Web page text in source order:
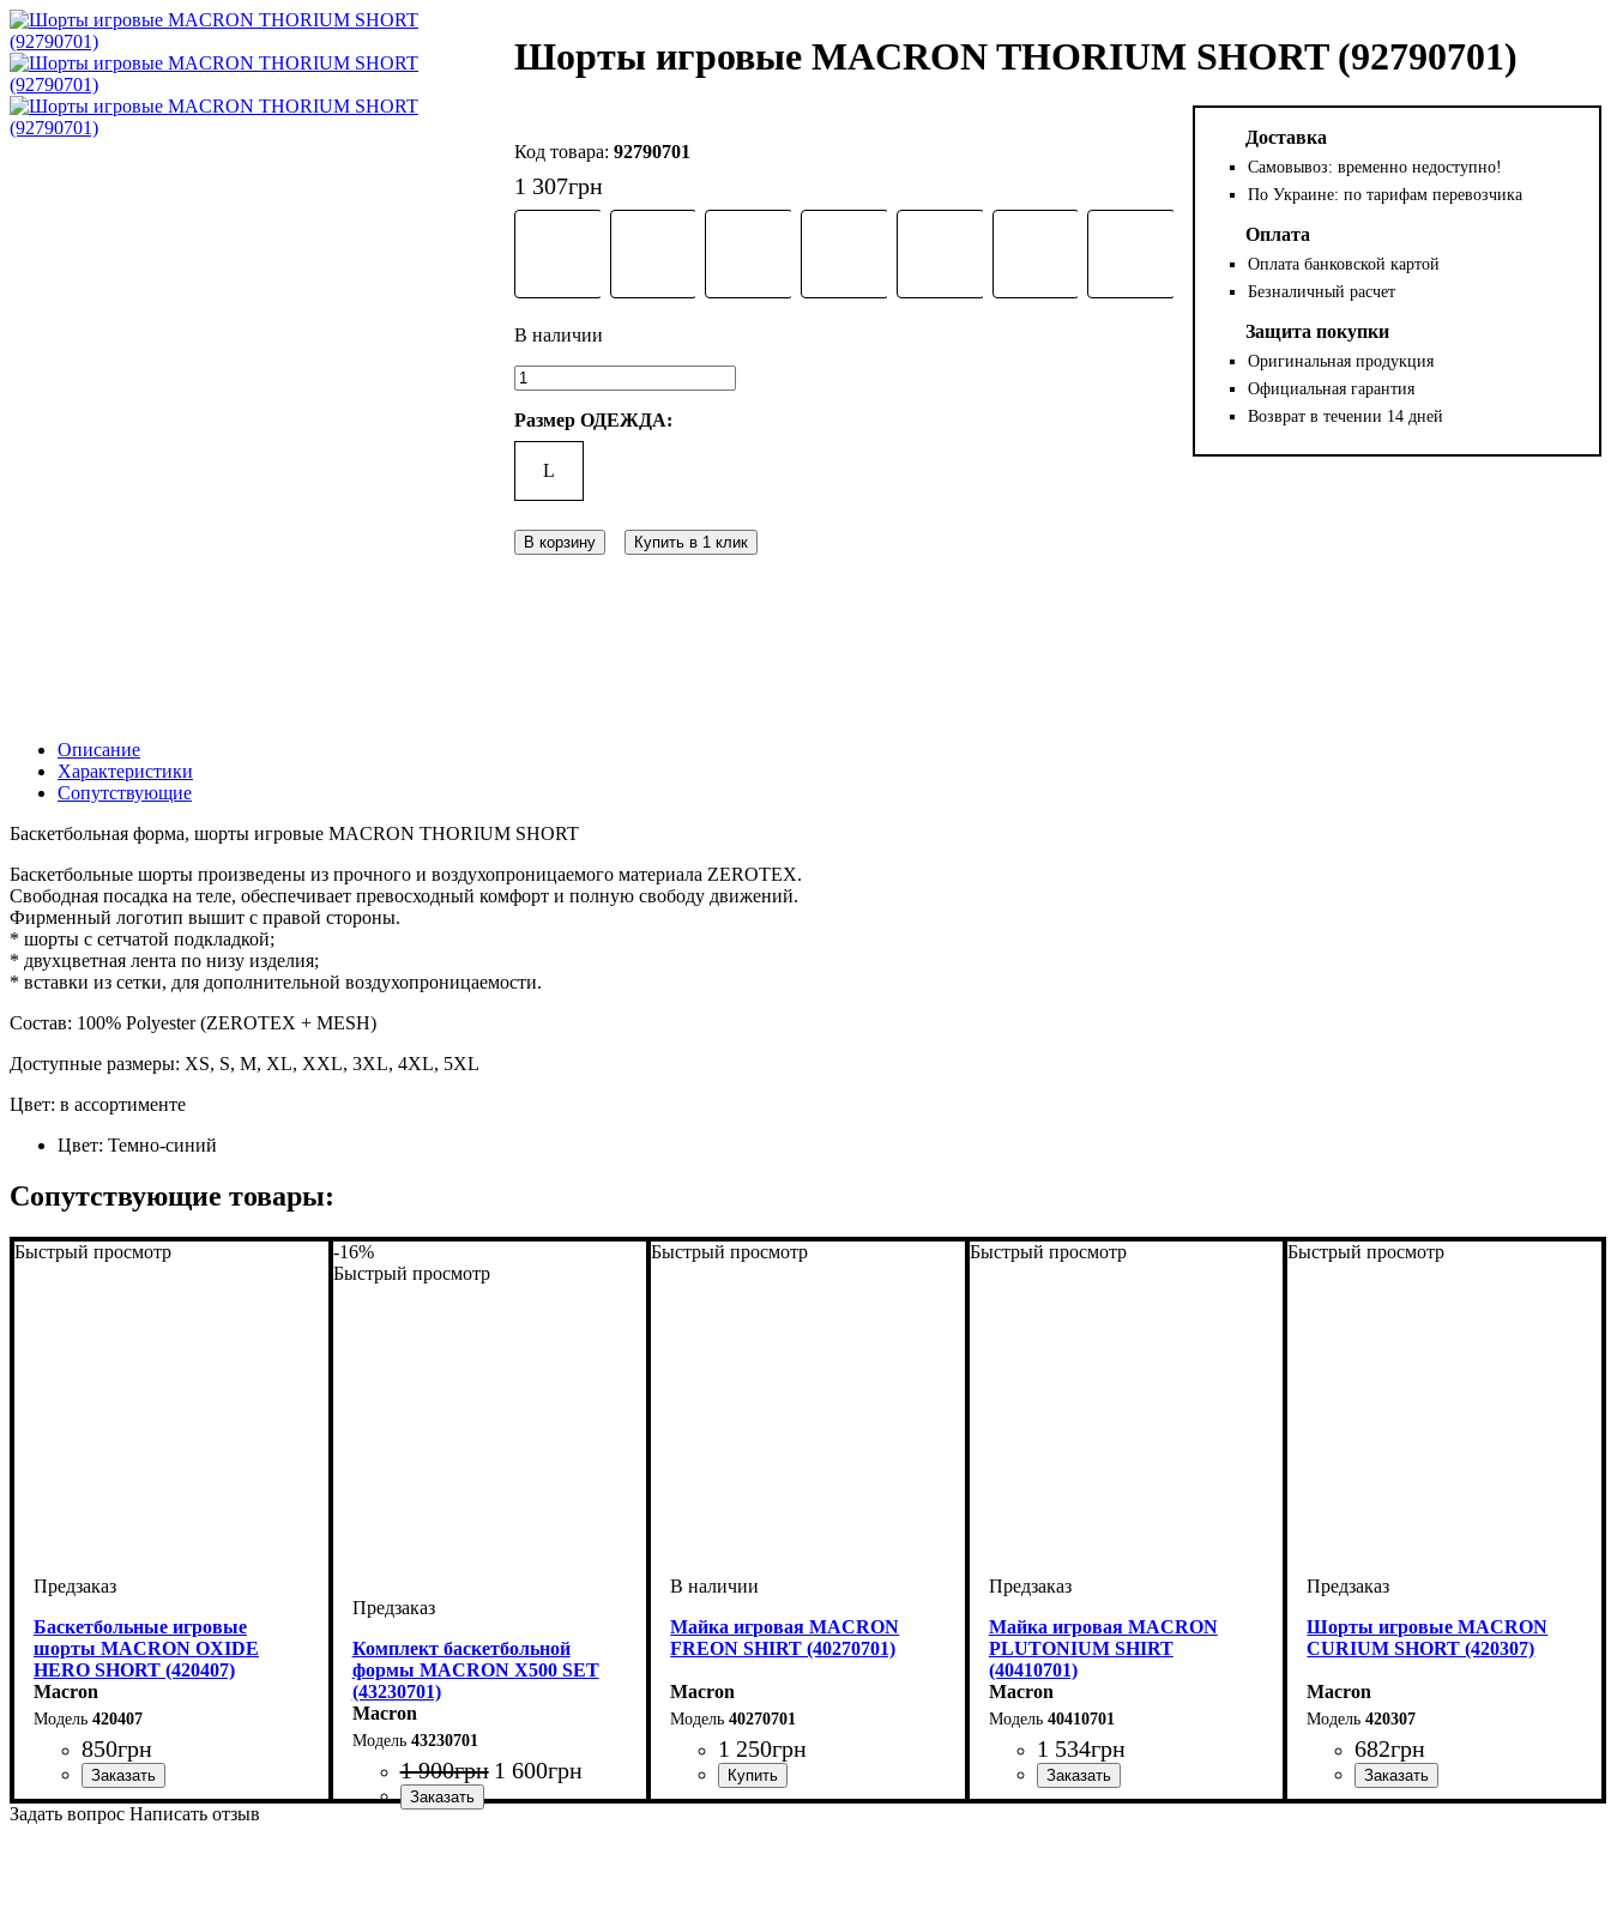
Шорты игровые MACRON THORIUM SHORT (92790701)
92790701
1 307грн
Размер ОДЕЖДА:
L
В корзину Купить в 1 клик
Доставка
Самовывоз: временно недоступно!
По Украине: по тарифам перевозчика
Оплата
Оплата банковской картой
Безналичный расчет
Защита покупки
Оригинальная продукция
Официальная гарантия
Возврат в течении 14 дней
Описание
Характеристики
Сопутствующие
Баскетбольная форма, шорты игровые MACRON THORIUM SHORT
Баскетбольные шорты произведены из прочного и воздухопроницаемого материала ZEROTEX.
Свободная посадка на теле, обеспечивает превосходный комфорт и полную свободу движений.
Фирменный логотип вышит с правой стороны.
* шорты с сетчатой подкладкой;
* двухцветная лента по низу изделия;
* вставки из сетки, для дополнительной воздухопроницаемости.
Состав: 100% Polyester (ZEROTEX + MESH)
Доступные размеры: XS, S, M, XL, XXL, 3XL, 4XL, 5XL
Цвет: в ассортименте
Цвет: Темно-синий
Сопутствующие товары:
Быстрый просмотр
Баскетбольные игровые
шорты MACRON OXIDE
HERO SHORT (420407)
Macron
420407
850грн
Пол: Детское, Унисекс, Мужской
Производитель: Macron
Цвет: Темно-синий
Спорт: Баскетбол
-16%
Быстрый просмотр
Комплект баскетбольной
формы MACRON X500 SET
(43230701)
Macron
43230701
1 900грн 1 600грн
Быстрый просмотр
Майка игровая MACRON
FREON SHIRT (40270701)
Macron
40270701
1 250грн
Пол: Детское, Мужской
Производитель: Macron
Цвет: Темно-синий
Спорт: Баскетбол
Быстрый просмотр
Майка игровая MACRON
PLUTONIUM SHIRT
(40410701)
Macron
40410701
1 534грн
Производитель: Macron
Цвет: Темно-синий
Быстрый просмотр
Шорты игровые MACRON
CURIUM SHORT (420307)
Macron
420307
682грн
Цвет: Темно-синий
Задать вопрос Написать отзыв